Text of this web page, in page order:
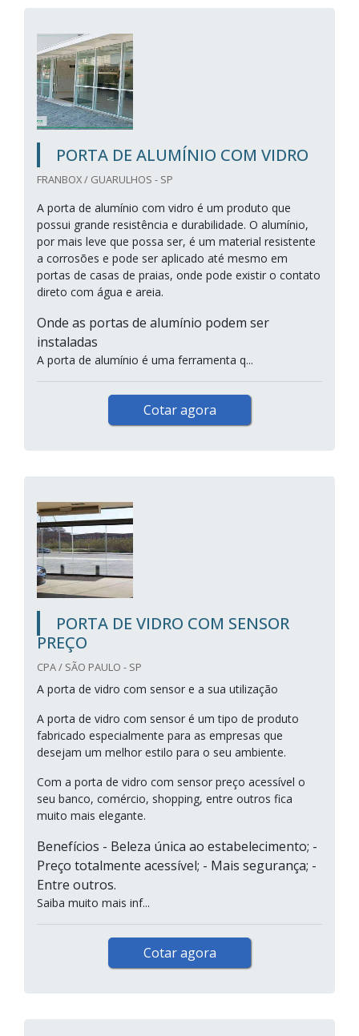
PORTA DE ALUMÍNIO COM VIDRO
FRANBOX / GUARULHOS - SP
A porta de alumínio com vidro é um produto que
possui grande resistência e durabilidade. O alumínio,
por mais leve que possa ser, é um material resistente
a corrosões e pode ser aplicado até mesmo em
portas de casas de praias, onde pode existir o contato
direto com água e areia.
Onde as portas de alumínio podem ser
instaladas
A porta de alumínio é uma ferramenta q...
Cotar agora
PORTA DE VIDRO COM SENSOR
PREÇO
CPA / SÃO PAULO - SP
A porta de vidro com sensor e a sua utilização
A porta de vidro com sensor é um tipo de produto
fabricado especialmente para as empresas que
desejam um melhor estilo para o seu ambiente.
Com a porta de vidro com sensor preço acessível o
seu banco, comércio, shopping, entre outros fica
muito mais elegante.
Benefícios - Beleza única ao estabelecimento; -
Preço totalmente acessível; - Mais segurança; -
Entre outros.
Saiba muito mais inf...
Cotar agora